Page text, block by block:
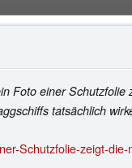
einer
tatsächlich
Schutzfolie-zeigt-